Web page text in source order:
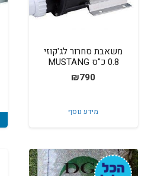
משאבת סחרור לג'קוזי
0.8 כ"ס MUSTANG
₪790
מידע נוסף